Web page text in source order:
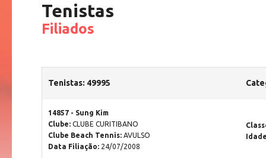
Tenistas
Filiados
Tenistas: 49995
14857 - Sung Kim
Clube: CLUBE CURITIBANO
Clube Beach Tennis: AVULSO
Data Filiação: 24/07/2008